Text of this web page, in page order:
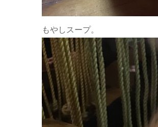
もやしスープ。